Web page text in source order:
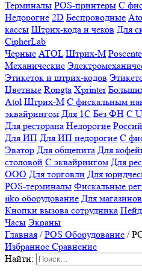
Терминалы POS-принтеры С
Недорогие 2D Беспроводные
кассы Штрих-кода и чеков Для
CipherLab
Черные ATOL Штрих-М
Механические
Этикеток и штрих-кодов
Цветные Rongta Xprinter
Atol Штрих-М С фискальным
эквайрингом Для 1С Без ФН С
Для ресторана Недорогие
Для ИП Для ИП недорогие С
Эватор Для общепита Для
столовой С эквайрингом Для
ООО Для торговли Для
POS-терминалы Фискальные
iiko оборудование Для магазинов
Кнопки вызова сотрудника
Часы Экраны
Главная /POS Оборудование /
Избранное Сравнение
Найти: